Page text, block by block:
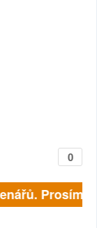
0
Prosíme,